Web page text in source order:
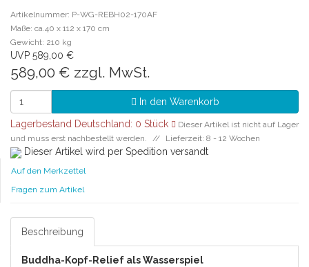
Artikelnummer: P-WG-REBH02-170AF
Maße: ca.40 x 112 x 170 cm
Gewicht: 210 kg
UVP 589,00 €
589,00 € zzgl. MwSt.
In den Warenkorb
Lagerbestand Deutschland: 0 Stück
Dieser Artikel ist nicht auf Lager
und muss erst nachbestellt werden.
Lieferzeit: 8 - 12 Wochen
Dieser Artikel wird per Spedition versandt
Auf den Merkzettel
Fragen zum Artikel
Beschreibung
Buddha-Kopf-Relief als Wasserspiel